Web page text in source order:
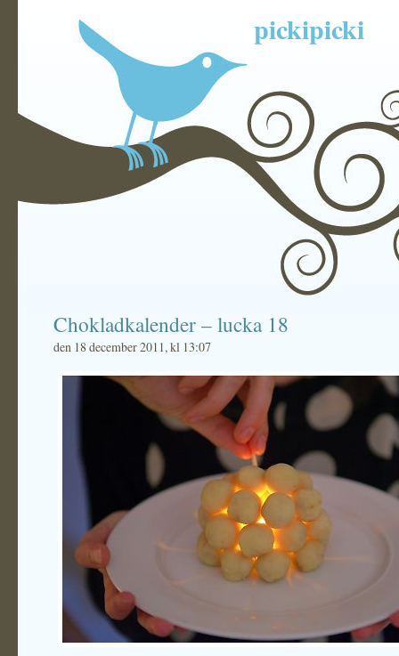
pickipicki
Chokladkalender – lucka 18
den 18 december 2011, kl 13:07